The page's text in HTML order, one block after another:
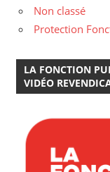
Non classé
Protection
LA FONCTION
VIDÉO